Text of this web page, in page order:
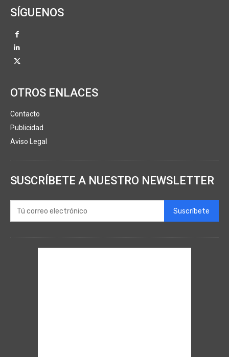
SÍGUENOS
OTROS ENLACES
Contacto
Publicidad
Aviso Legal
SUSCRÍBETE A NUESTRO NEWSLETTER
Suscríbete